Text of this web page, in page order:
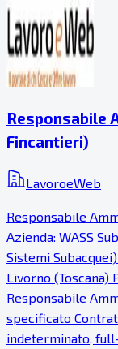
Responsabile
Fincantieri)
LavoroeWeb
Responsabile
Azienda: WASS
Sistemi
Livorno (Toscana)
Responsabile
specificato
indeterminato,